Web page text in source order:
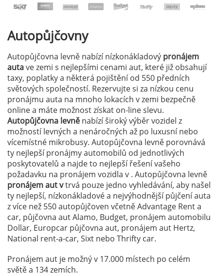
Autopůjčovny
Autopůjčovna levně nabízí nízkonákladový pronájem
autave zemi s nejlepšími cenami aut, které již obsahují
taxy, poplatky a některá pojištění od 550 předních
světových společností. Rezervujte si za nízkou cenu
pronájmu auta na mnoho lokacích v zemi bezpečně
online a máte možnost získat on-line slevu.
Autopůjčovna levně nabízí široký výběr vozidel z
možností levných a nenáročných až po luxusní nebo
vícemístné mikrobusy. Autopůjčovna levně porovnává
ty nejlepší pronájmy automobilů od jednotlivých
poskytovatelů a najde to nejlepší řešení vašeho
požadavku na pronájem vozidla v . Autopůjčovna levně
pronájem aut vtrvá pouze jedno vyhledávání, aby našel
ty nejlepší, nízkonákladové a nejvýhodnější půjčení auta
z více než 550 autopůjčoven včetně Advantage Rent a
car, půjčovna aut Alamo, Budget, pronájem automobilu
Dollar, Europcar půjčovna aut, pronájem aut Hertz,
National rent-a-car, Sixt nebo Thrifty car.
Pronájem aut je možný v 17.000 místech po celém
světě a 134 zemích.